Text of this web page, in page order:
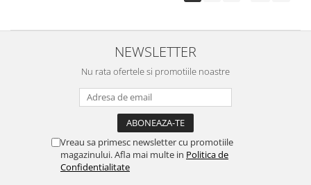
NEWSLETTER
Nu rata ofertele si promotiile noastre
Vreau sa primesc newsletter cu promotiile
magazinului. Afla mai multe in Politica de
Confidentialitate